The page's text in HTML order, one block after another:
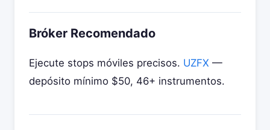
Bróker Recomendado
Ejecute stops móviles precisos. UZFX —
depósito mínimo $50, 46+ instrumentos.